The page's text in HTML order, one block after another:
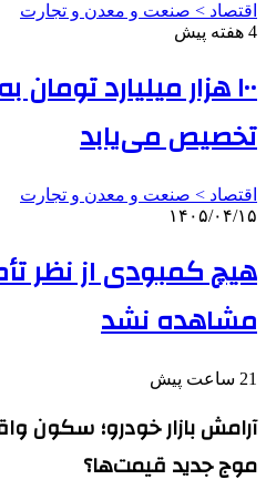
اقتصاد > صنعت و معدن و تجارت
4 هفته پیش
۱۰۰ هزار میلیارد
تخصیص می‌یابد
اقتصاد > صنعت و معدن و تجارت
۱۴۰۵/۰۴/۱۵
هیچ کمبودی از نظر
مشاهده نشد
21 ساعت پیش
آرامش بازار خودرو؛ سکون
موج جدید قیمت‌ها؟